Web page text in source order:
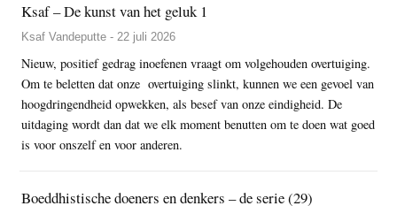
Ksaf – De kunst van het geluk 1
Ksaf Vandeputte - 22 juli 2026
Nieuw, positief gedrag inoefenen vraagt om volgehouden overtuiging.
Om te beletten dat onze overtuiging slinkt, kunnen we een gevoel van
hoogdringendheid opwekken, als besef van onze eindigheid. De
uitdaging wordt dan dat we elk moment benutten om te doen wat goed
is voor onszelf en voor anderen.
Boeddhistische doeners en denkers – de serie (29)